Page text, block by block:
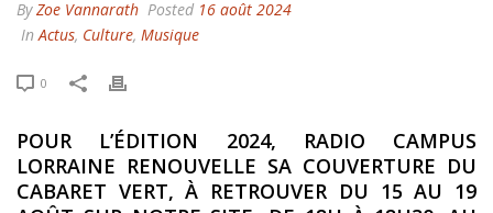
ByZoe Vannarath Posted 16 août 2024
InActus, Culture, Musique
0
POUR L’ÉDITION 2024, RADIO CAMPUS
LORRAINE RENOUVELLE SA COUVERTURE DU
CABARET VERT, À RETROUVER DU 15 AU 19